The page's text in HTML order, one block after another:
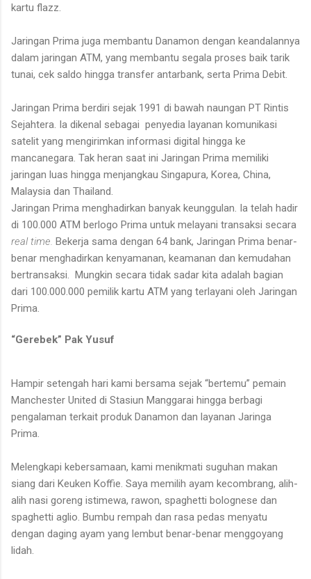
kartu flazz.
Jaringan Prima juga membantu Danamon dengan keandalannya
dalam jaringan ATM, yang membantu segala proses baik tarik
tunai, cek saldo hingga transfer antarbank, serta Prima Debit.
Jaringan Prima berdiri sejak 1991 di bawah naungan PT Rintis
Sejahtera. Ia dikenal sebagai penyedia layanan komunikasi
satelit yang mengirimkan informasi digital hingga ke
mancanegara. Tak heran saat ini Jaringan Prima memiliki
jaringan luas hingga menjangkau Singapura, Korea, China,
Malaysia dan Thailand.
Jaringan Prima menghadirkan banyak keunggulan. Ia telah hadir
di 100.000 ATM berlogo Prima untuk melayani transaksi secara
real time. Bekerja sama dengan 64 bank, Jaringan Prima benar-
benar menghadirkan kenyamanan, keamanan dan kemudahan
bertransaksi.
Mungkin secara tidak sadar kita adalah bagian
dari 100.000.000 pemilik kartu ATM yang terlayani oleh Jaringan
Prima.
“Gerebek” Pak Yusuf
Hampir setengah hari kami bersama sejak “bertemu” pemain
Manchester United di Stasiun Manggarai hingga berbagi
pengalaman terkait produk Danamon dan layanan Jaringa
Prima.
Melengkapi kebersamaan, kami menikmati suguhan makan
siang dari Keuken Koffie. Saya memilih ayam kecombrang, alih-
alih nasi goreng istimewa, rawon, spaghetti bolognese dan
spaghetti aglio. Bumbu rempah dan rasa pedas menyatu
dengan daging ayam yang lembut benar-benar menggoyang
lidah.